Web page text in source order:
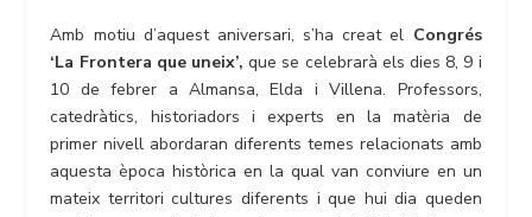
Amb motiu d’aquest aniversari, s’ha creat el Congrés
‘La Frontera que uneix’, que se celebrarà els dies 8, 9 i
10 de febrer a Almansa, Elda i Villena. Professors,
catedràtics, historiadors i experts en la matèria de
primer nivell abordaran diferents temes relacionats amb
aquesta època històrica en la qual van conviure en un
mateix territori cultures diferents i que hui dia queden